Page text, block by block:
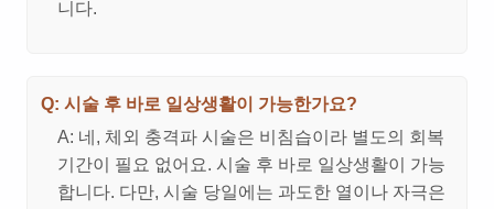
니다.
Q: 시술 후 바로 일상생활이 가능한가요?
A: 네, 체외 충격파 시술은 비침습이라 별도의 회복
기간이 필요 없어요. 시술 후 바로 일상생활이 가능
합니다. 다만, 시술 당일에는 과도한 열이나 자극은